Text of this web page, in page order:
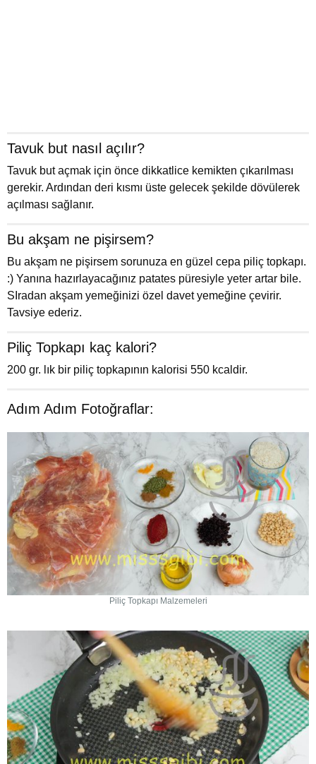
Tavuk but nasıl açılır?
Tavuk but açmak için önce dikkatlice kemikten çıkarılması
gerekir. Ardından deri kısmı üste gelecek şekilde dövülerek
açılması sağlanır.
Bu akşam ne pişirsem?
Bu akşam ne pişirsem sorunuza en güzel cepa piliç topkapı.
:) Yanına hazırlayacağınız patates püresiyle yeter artar bile.
SIradan akşam yemeğinizi özel davet yemeğine çevirir.
Tavsiye ederiz.
Piliç Topkapı kaç kalori?
200 gr. lık bir piliç topkapının kalorisi 550 kcaldir.
Adım Adım Fotoğraflar:
Piliç Topkapı Malzemeleri